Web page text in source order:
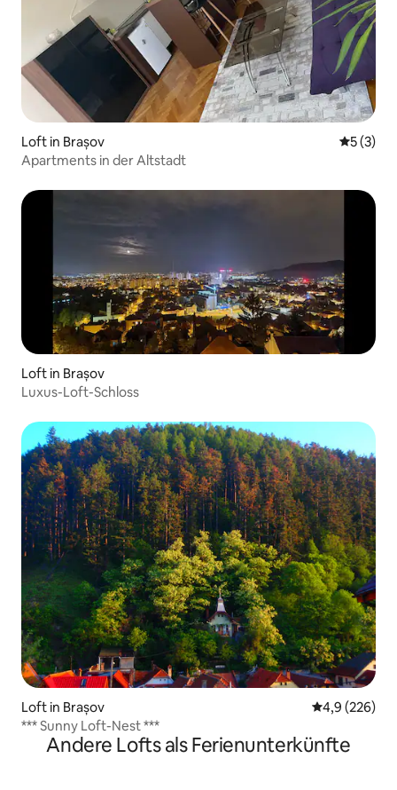
Loft in Brașov
5 (3)
Apartments in der Altstadt
Loft in Brașov
Luxus-Loft-Schloss
Loft in Brașov
4,9 (226)
*** Sunny Loft-Nest ***
Andere Lofts als Ferienunterkünfte